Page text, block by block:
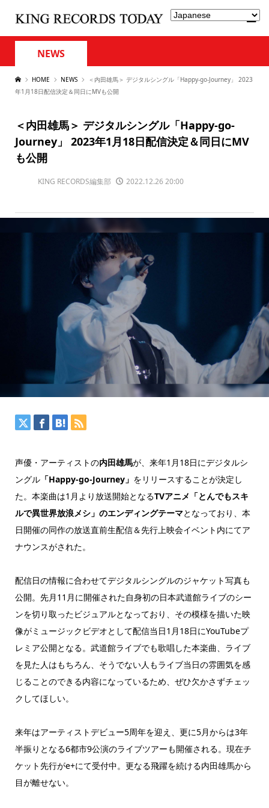
NEWS
HOME NEWS
＜内田雄馬＞ デジタルシングル「Happy-go-Journey」 2023
年1月18日配信決定＆同日にMVも公開
＜内田雄馬＞ デジタルシングル「Happy-go-
Journey」 2023年1月18日配信決定＆同日にMV
も公開
KING RECORDS編集部 2022.12.26 20:00
声優・アーティストの内田雄馬が、来年1月18日にデジタルシ
ングル「Happy-go-Journey」 をリリースすることが決定し
た。本楽曲は1月より放送開始となるTVアニメ「とんでもスキ
ルで異世界放浪メシ」のエンディングテーマとなっており、本
日開催の同作の放送直前生配信＆先行上映会イベント内にてア
ナウンスがされた。
配信日の情報に合わせてデジタルシングルのジャケット写真も
公開。先月11月に開催された自身初の日本武道館ライブのシー
ンを切り取ったビジュアルとなっており、その模様を描いた映
像がミュージックビデオとして配信当日1月18日にYouTubeプ
レミア公開となる。武道館ライブでも歌唱した本楽曲、ライブ
を見た人はもちろん、そうでない人もライブ当日の雰囲気を感
じることのできる内容になっているため、ぜひ欠かさずチェッ
クしてほしい。
来年はアーティストデビュー5周年を迎え、更に5月からは3年
半振りとなる6都市9公演のライブツアーも開催される。現在チ
ケット先行がe+にて受付中。更なる飛躍を続ける内田雄馬から
目が離せない。